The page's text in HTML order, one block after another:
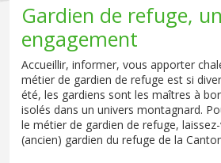
Gardien de refuge,
engagement
Accueillir, informer, vous apporter
métier de gardien de refuge est si
été, les gardiens sont les maîtres à
isolés dans un univers montagnard.
le métier de gardien de refuge,
(ancien) gardien du refuge de la